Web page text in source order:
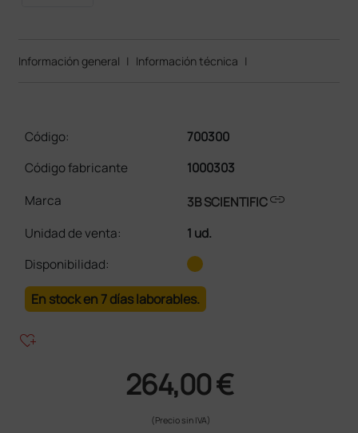
Información general | Información técnica |
Código:
700300
Código fabricante
1000303
Marca
3B SCIENTIFIClink
Unidad de venta:
1 ud.
Disponibilidad:
En stock en 7 días laborables.
heart_plus
264,00 €
(Precio sin IVA)